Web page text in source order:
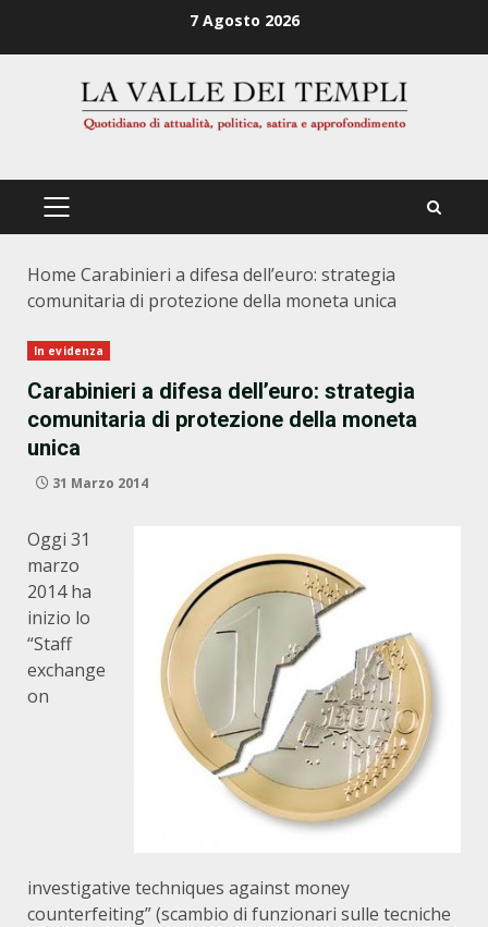
7 Agosto 2026
PRIMÄRES
Home Carabinieri a difesa dell’euro: strategia
comunitaria di protezione della moneta unica
In evidenza
Carabinieri a difesa dell’euro: strategia
comunitaria di protezione della moneta
unica
31 Marzo 2014
Oggi 31
marzo
2014 ha
inizio lo
“Staff
exchange
on
investigative techniques against money
counterfeiting” (scambio di funzionari sulle tecniche